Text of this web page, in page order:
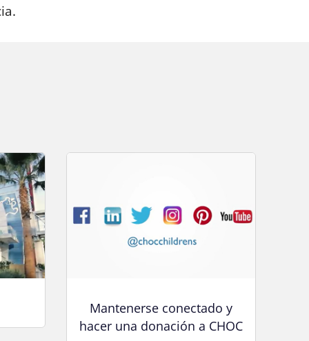
Mantenerse conectado y
hacer una donación a CHOC